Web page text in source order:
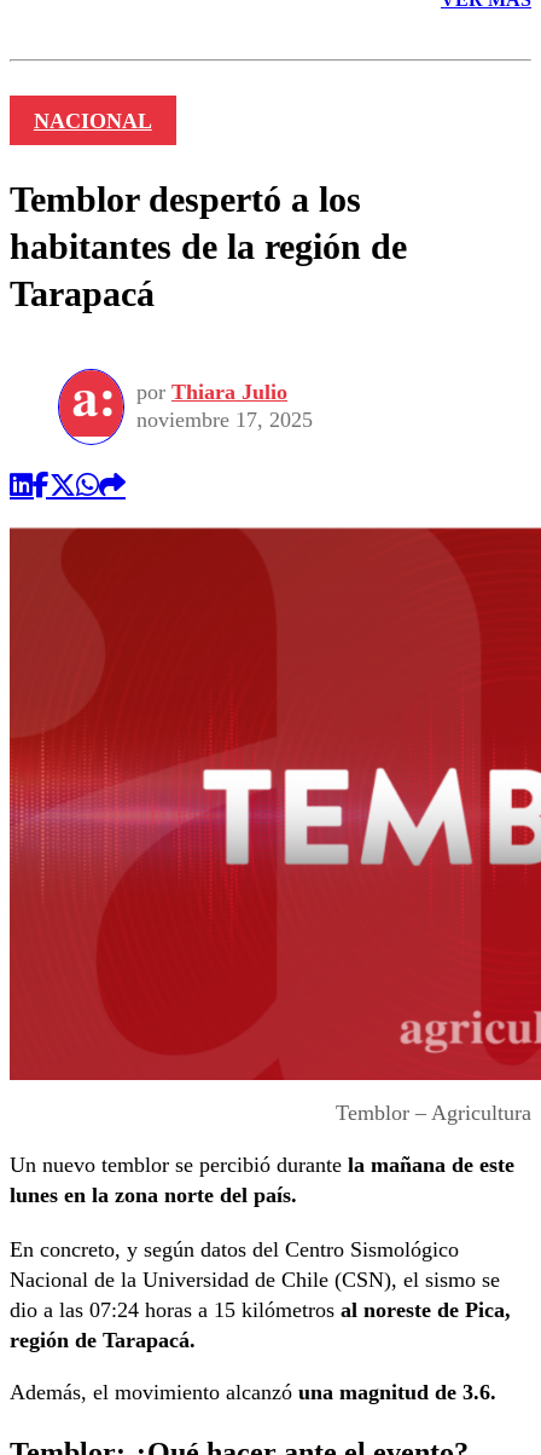
NACIONAL
Temblor despertó a los
habitantes de la región de
Tarapacá
por Thiara Julio
noviembre 17, 2025
Temblor – Agricultura
Un nuevo temblor se percibió durante la mañana de este
lunes en la zona norte del país.
En concreto, y según datos del Centro Sismológico
Nacional de la Universidad de Chile (CSN), el sismo se
dio a las 07:24 horas a 15 kilómetros al noreste de Pica,
región de Tarapacá.
Además, el movimiento alcanzó una magnitud de 3.6.